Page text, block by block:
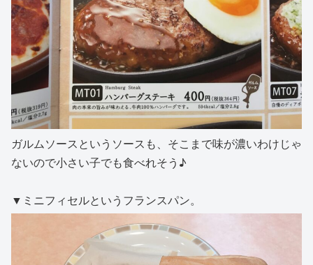
ガルムソースというソースも、そこまで味が濃いわけじゃ
ないので小さい子でも食べれそう♪
▼ミニフィセルというフランスパン。